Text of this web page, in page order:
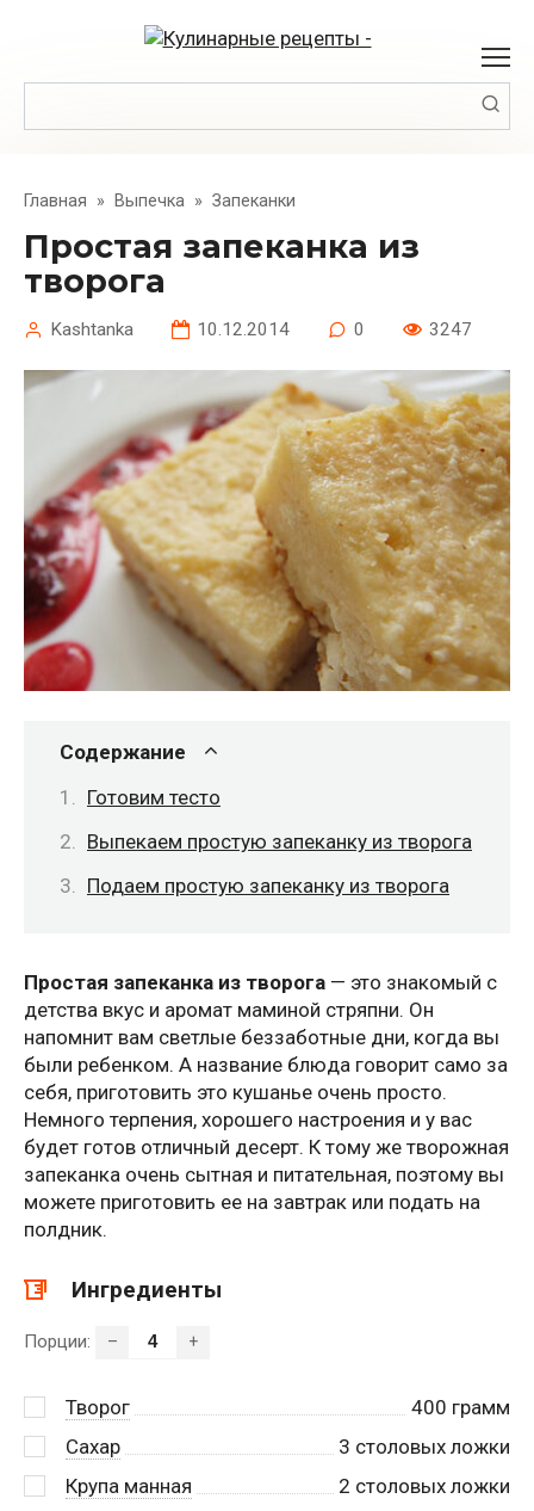
Главная » Выпечка » Запеканки
Простая запеканка из
творога
Kashtanka 10.12.2014 0 3247
Содержание
Готовим тесто
Выпекаем простую запеканку из творога
Подаем простую запеканку из творога
Простая запеканка из творога — это знакомый с
детства вкус и аромат маминой стряпни. Он
напомнит вам светлые беззаботные дни, когда вы
были ребенком. А название блюда говорит само за
себя, приготовить это кушанье очень просто.
Немного терпения, хорошего настроения и у вас
будет готов отличный десерт. К тому же творожная
запеканка очень сытная и питательная, поэтому вы
можете приготовить ее на завтрак или подать на
полдник.
Ингредиенты
Порции: – +
Творог 400 грамм
Сахар
3 столовых ложки
Крупа манная
2 столовых ложки